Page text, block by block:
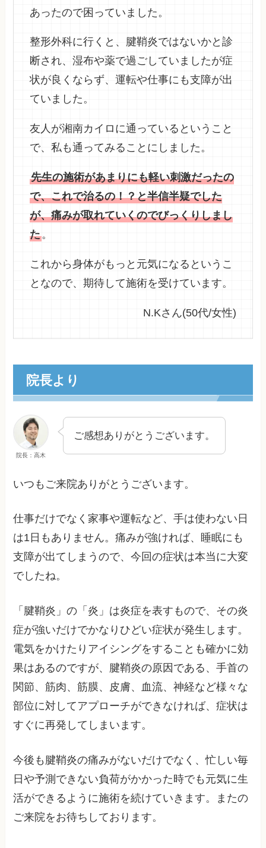
あったので困っていました。
整形外科に行くと、腱鞘炎ではないかと診
断され、湿布や薬で過ごしていましたが症
状が良くならず、運転や仕事にも支障が出
ていました。
友人が湘南カイロに通っているということ
で、私も通ってみることにしました。
先生の施術があまりにも軽い刺激だったの
で、これで治るの！？と半信半疑でした
が、痛みが取れていくのでびっくりしまし
た。
これから身体がもっと元気になるというこ
となので、期待して施術を受けています。
N.Kさん(50代/女性)
院長より
院長：高木
ご感想ありがとうございます。
いつもご来院ありがとうございます。
仕事だけでなく家事や運転など、手は使わない日
は1日もありません。痛みが強ければ、睡眠にも
支障が出てしまうので、今回の症状は本当に大変
でしたね。
「腱鞘炎」の「炎」は炎症を表すもので、その炎
症が強いだけでかなりひどい症状が発生します。
電気をかけたりアイシングをすることも確かに効
果はあるのですが、腱鞘炎の原因である、手首の
関節、筋肉、筋膜、皮膚、血流、神経など様々な
部位に対してアプローチができなければ、症状は
すぐに再発してしまいます。
今後も腱鞘炎の痛みがないだけでなく、忙しい毎
日や予測できない負荷がかかった時でも元気に生
活ができるように施術を続けていきます。またの
ご来院をお待ちしております。